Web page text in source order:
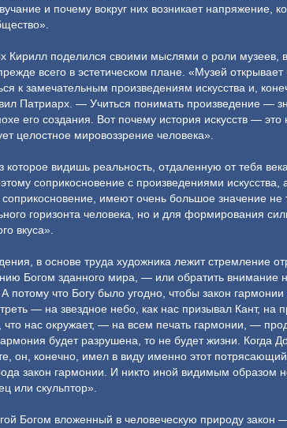
и почему вокруг них возникает напряжение,
Кирилл поделился своими мыслями о роли музеев,
всего в эстетическом плане. «Музей
к замечательным произведениям искусства и,
Патриарх. — Учиться понимать произведение —
его создания. Вот почему история искусств —
целостное мировоззрение человека».
которое видишь реальность, отдаленную от тебя
соприкосновение с произведениями искусства, а
имеют очень большое значение не
горизонта человека, но и для формирования
вкуса».
в основе труда художника лежит стремление
Богом зданного мира, — или обратить внимание
потому что Богу было угодно, чтобы закон
— на звездное небо, как нас призывал Кант, на
что нас окружает, — на всем печать гармонии, —
будет разрушена, то не будет жизни. Когда
он, конечно, имел в виду именно этот
закон гармонии. И никто иной видимым образом
или скульптор».
Богом вложенный в человеческую природу